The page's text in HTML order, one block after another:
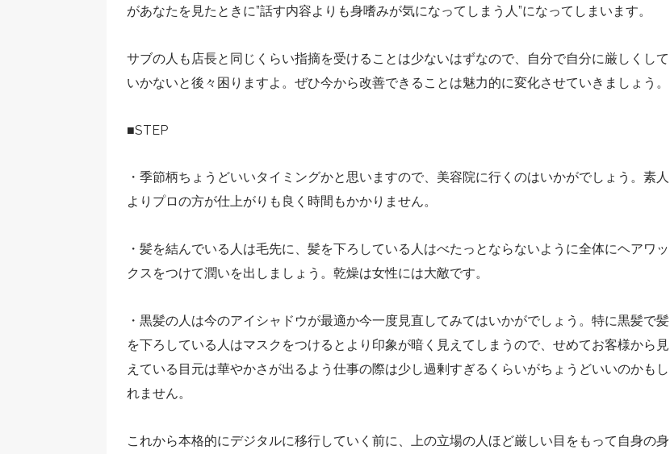
があなたを見たときに”話す内容よりも身嗜みが気になってしまう人”になってしまいます。
サブの人も店長と同じくらい指摘を受けることは少ないはずなので、自分で自分に厳しくして
いかないと後々困りますよ。ぜひ今から改善できることは魅力的に変化させていきましょう。
■STEP
・季節柄ちょうどいいタイミングかと思いますので、美容院に行くのはいかがでしょう。素人
よりプロの方が仕上がりも良く時間もかかりません。
・髪を結んでいる人は毛先に、髪を下ろしている人はべたっとならないように全体にヘアワッ
クスをつけて潤いを出しましょう。乾燥は女性には大敵です。
・黒髪の人は今のアイシャドウが最適か今一度見直してみてはいかがでしょう。特に黒髪で髪
を下ろしている人はマスクをつけるとより印象が暗く見えてしまうので、せめてお客様から見
えている目元は華やかさが出るよう仕事の際は少し過剰すぎるくらいがちょうどいいのかもし
れません。
これから本格的にデジタルに移行していく前に、上の立場の人ほど厳しい目をもって自身の身